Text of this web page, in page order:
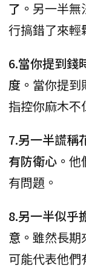
了。 另一半無
行搞錯了來輕
6.當你提到錢
度。 當你提到
指控你麻木不
7.另一半謊稱
有防衛心。 他
有問題。
8.另一半似乎
意。 雖然長期
可能代表他